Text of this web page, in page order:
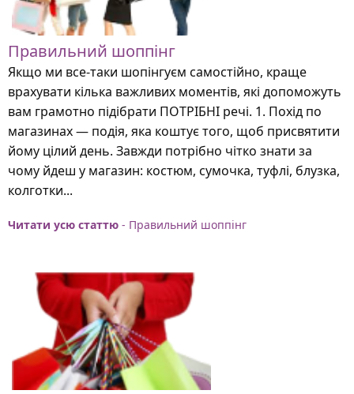
Правильний шоппінг
Якщо ми все-таки шопінгуєм самостійно, краще
врахувати кілька важливих моментів, які допоможуть
вам грамотно підібрати ПОТРІБНІ речі. 1. Похід по
магазинах — подія, яка коштує того, щоб присвятити
йому цілий день. Завжди потрібно чітко знати за
чому йдеш у магазин: костюм, сумочка, туфлі, блузка,
колготки...
Читати усю статтю - Правильний шоппінг